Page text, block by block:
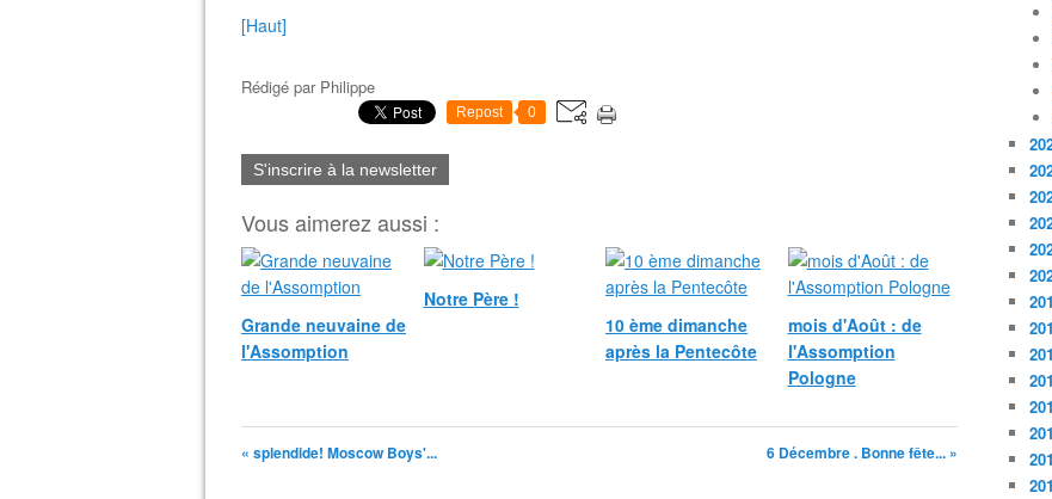
[Haut]
Rédigé par Philippe
Repost 0
S'inscrire à la newsletter
Vous aimerez aussi :
Grande neuvaine de
l'Assomption
Notre Père !
10 ème dimanche
après la Pentecôte
mois d'Août : de
l'Assomption
Pologne
« splendide! Moscow Boys'... 6 Décembre . Bonne fête... »